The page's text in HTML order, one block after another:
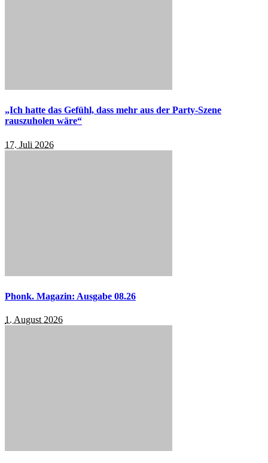
„Ich hatte das Gefühl, dass mehr aus der Party-Szene
rauszuholen wäre“
17. Juli 2026
Phonk. Magazin: Ausgabe 08.26
1. August 2026